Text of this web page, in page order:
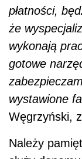
płatności,
że
wykonają
gotowe
wystawione
Węgrzyński,
Należy